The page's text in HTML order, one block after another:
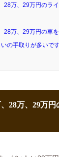
28万、29万円のラ
28万、29万円の車
の手取りが多いで
28万、29万